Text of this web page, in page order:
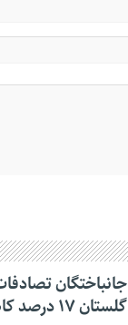
جانباختگان
گلستان ۱۷ درصد کاهش یافت